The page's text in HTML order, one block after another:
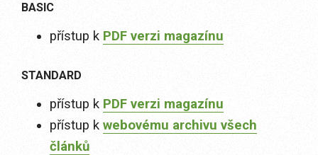
BASIC
přístup k PDF verzi magazínu
STANDARD
přístup k PDF verzi magazínu
přístup k webovému archivu všech
článků